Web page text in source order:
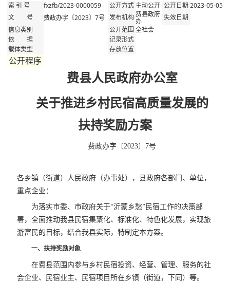
索 引 号 fxzfb/2023-0000059 公开方式 主动公开 公开日期2023-05-05
文 号 费政办字〔2023〕7号 发布机构费县政府
办
失效日期
信息类别
公开范围全社会
依 据
记录形式
载体类型
存放位置
公开程序
费县人民政府办公室
关于推进乡村民宿高质量发展的
扶持奖励方案
费政办字〔2023〕7号
各乡镇（街道）人民政府（办事处），县政府各部门、单位，
重点企业：
为落实市委、市政府关于“沂蒙乡愁”民宿工作的决策部
署，全面推动我县民宿集聚化、标准化、特色化发展，实现旅
游富民的目标，结合我县实际，特制定本方案。
一、扶持奖励对象
在费县范围内参与乡村民宿投资、经营、管理、服务的社
会企业、民宿业主、民宿项目所在乡镇（街道，下同）等。